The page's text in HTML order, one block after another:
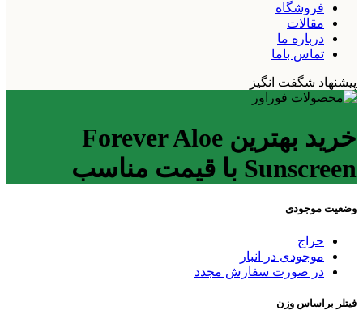
فروشگاه
مقالات
درباره ما
تماس باما
پیشنهاد شگفت انگیز
خرید بهترین Forever Aloe
Sunscreen با قیمت مناسب
وضعیت موجودی
حراج
موجودی در انبار
در صورت سفارش مجدد
فیتلر براساس وزن